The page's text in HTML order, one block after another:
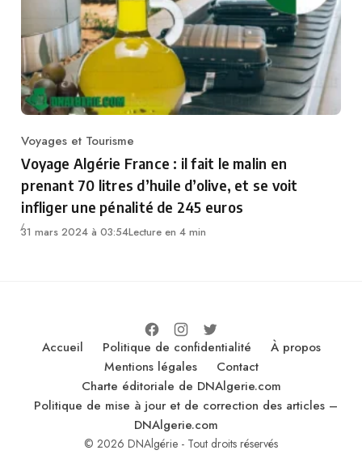
Category
Voyages et Tourisme
Voyage Algérie France : il fait le malin en
prenant 70 litres d’huile d’olive, et se voit
infliger une pénalité de 245 euros
31 mars 2024 à 03:54Lecture en 4 min
Accueil Politique de confidentialité
À propos
Mentions légales
Contact
Charte éditoriale de DNAlgerie.com
Politique de mise à jour et de correction des articles –
DNAlgerie.com
© 2026 DNAlgérie - Tout droits réservés